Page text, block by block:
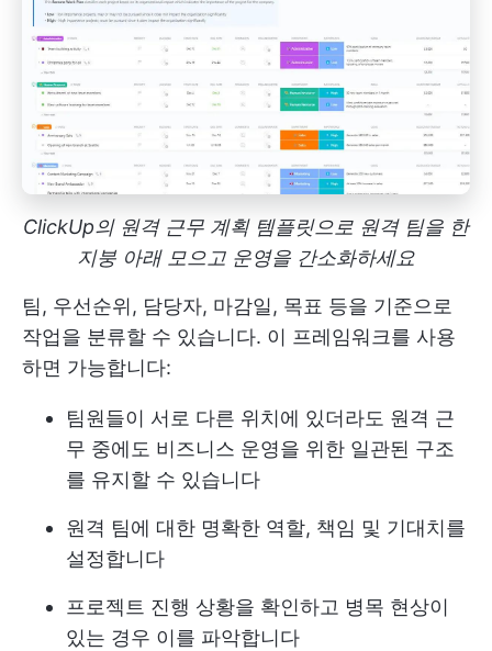
ClickUp의 원격 근무 계획 템플릿으로 원격 팀을 한
지붕 아래 모으고 운영을 간소화하세요
팀, 우선순위, 담당자, 마감일, 목표 등을 기준으로
작업을 분류할 수 있습니다. 이 프레임워크를 사용
하면 가능합니다:
팀원들이 서로 다른 위치에 있더라도 원격 근
무 중에도 비즈니스 운영을 위한 일관된 구조
를 유지할 수 있습니다
원격 팀에 대한 명확한 역할, 책임 및 기대치를
설정합니다
프로젝트 진행 상황을 확인하고 병목 현상이
있는 경우 이를 파악합니다